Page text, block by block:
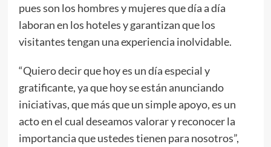
pues son los hombres y mujeres que día a día
laboran en los hoteles y garantizan que los
visitantes tengan una experiencia inolvidable.
“Quiero decir que hoy es un día especial y
gratificante, ya que hoy se están anunciando
iniciativas, que más que un simple apoyo, es un
acto en el cual deseamos valorar y reconocer la
importancia que ustedes tienen para nosotros”,